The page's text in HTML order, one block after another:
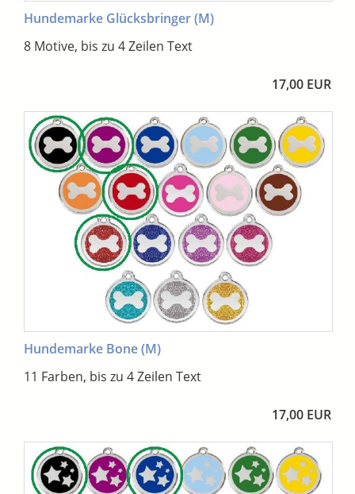
Hundemarke Glücksbringer (M)
8 Motive, bis zu 4 Zeilen Text
17,00 EUR
Hundemarke Bone (M)
11 Farben, bis zu 4 Zeilen Text
17,00 EUR